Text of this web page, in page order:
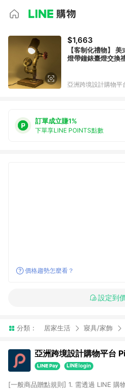
$1,663
【客制化禮物】
燈帶鐘錶臺燈交換
亞洲跨境設計購物平
訂單成立賺1%
下單享LINE POINTS點數
價格趨勢怎麼看？
設定到
分類： 居家生活 寢具/家飾
亞洲跨境設計購物平台
[一般商品贈點規則] 1. 需透過 LINE 購